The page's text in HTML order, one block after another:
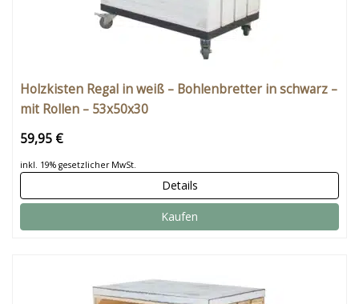
Holzkisten Regal in weiß – Bohlenbretter in schwarz –
mit Rollen – 53x50x30
59,95 €
inkl. 19% gesetzlicher MwSt.
Details
Kaufen